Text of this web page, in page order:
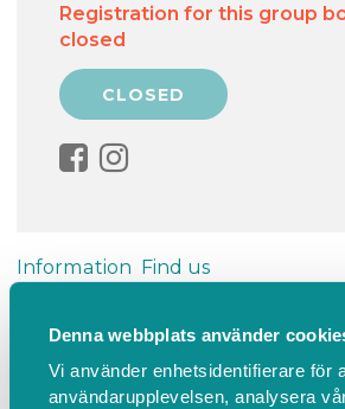
Denna webbplats använder
Vi använder enhetsidentifierare för
användarupplevelsen, analysera
Registration for this group
closed
Information Find us
Sommarläger med
Välkommen på Stallfritids